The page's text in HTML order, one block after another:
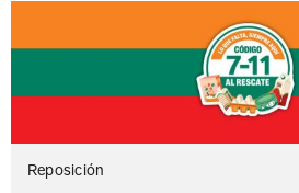
Reposición